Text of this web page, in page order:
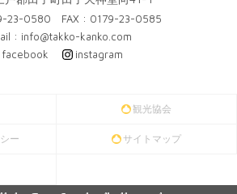
23-0580 FAX : 0179-23-0585
: info@takko-kanko.com
facebook
instagram
観光協会
ー サイトマップ